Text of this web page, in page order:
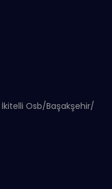
İkitelli Osb/Başakşehir/